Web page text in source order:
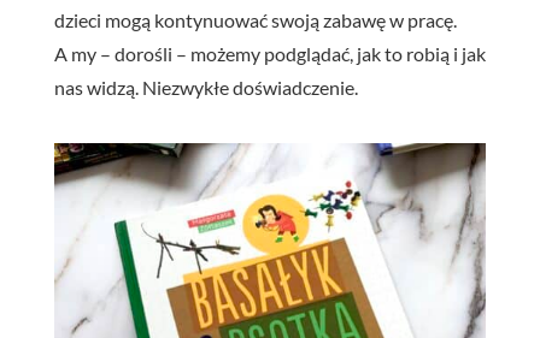
dzieci mogą kontynuować swoją zabawę w pracę.
A my – dorośli – możemy podglądać, jak to robią i jak
nas widzą. Niezwykłe doświadczenie.